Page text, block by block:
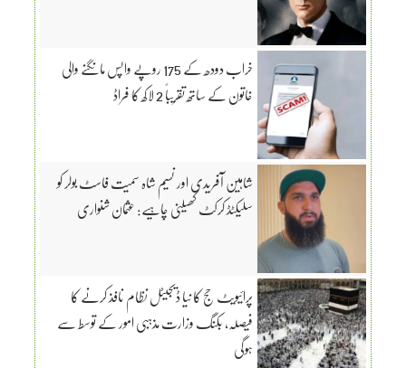
خراب دودھ کے 175 روپے واپس مانگنے والی
خاتون کے ساتھ تقریباً 2 لاکھ کا فراڈ
شاہین آفریدی اور نسیم شاہ سمیت فاسٹ بولر کو
سلیکٹڈ کرکٹ کھیلنی چاہیے: عثمان شنواری
پرائیویٹ حج کا نیا ڈیجیٹل نظام نافذ کرنے کا
فیصلہ، بکنگ وزارت مذہبی امور کے توسط سے
ہوگی